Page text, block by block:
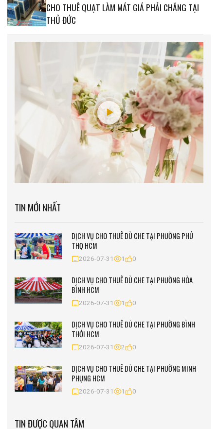
CHO THUÊ QUẠT LÀM MÁT GIÁ PHẢI CHĂNG TẠI
THỦ ĐỨC
TIN MỚI NHẤT
DỊCH VỤ CHO THUÊ DÙ CHE TẠI PHƯỜNG PHÚ
THỌ HCM
2026-07-31 1 0
DỊCH VỤ CHO THUÊ DÙ CHE TẠI PHƯỜNG HÒA
BÌNH HCM
2026-07-31 1 0
DỊCH VỤ CHO THUÊ DÙ CHE TẠI PHƯỜNG BÌNH
THỚI HCM
2026-07-31 2 0
DỊCH VỤ CHO THUÊ DÙ CHE TẠI PHƯỜNG MINH
PHỤNG HCM
2026-07-31 1 0
TIN ĐƯỢC QUAN TÂM